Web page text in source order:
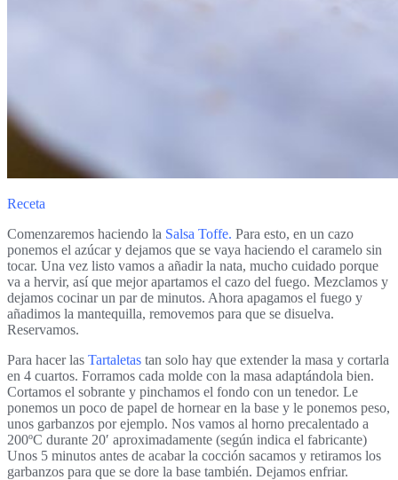
Receta
Comenzaremos haciendo la Salsa Toffe. Para esto, en un cazo
ponemos el azúcar y dejamos que se vaya haciendo el caramelo sin
tocar. Una vez listo vamos a añadir la nata, mucho cuidado porque
va a hervir, así que mejor apartamos el cazo del fuego. Mezclamos y
dejamos cocinar un par de minutos. Ahora apagamos el fuego y
añadimos la mantequilla, removemos para que se disuelva.
Reservamos.
Para hacer las Tartaletas tan solo hay que extender la masa y cortarla
en 4 cuartos. Forramos cada molde con la masa adaptándola bien.
Cortamos el sobrante y pinchamos el fondo con un tenedor. Le
ponemos un poco de papel de hornear en la base y le ponemos peso,
unos garbanzos por ejemplo. Nos vamos al horno precalentado a
200ºC durante 20′ aproximadamente (según indica el fabricante)
Unos 5 minutos antes de acabar la cocción sacamos y retiramos los
garbanzos para que se dore la base también. Dejamos enfriar.